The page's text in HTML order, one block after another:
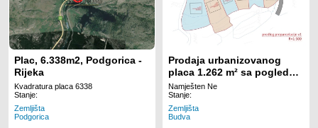
Plac, 6.338m2, Podgorica -
Rijeka
Kvadratura placa 6338
Stanje:
Zemljišta
Podgorica
Prodaja urbanizovanog
placa 1.262 m² sa pogledom
na more – Blizikuće, Budva
Namješten Ne
Stanje:
Zemljišta
Budva